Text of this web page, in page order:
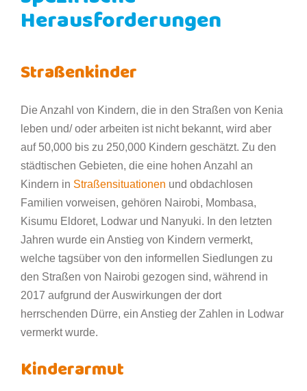
Herausforderungen
Straßenkinder
Die Anzahl von Kindern, die in den Straßen von Kenia
leben und/ oder arbeiten ist nicht bekannt, wird aber
auf 50,000 bis zu 250,000 Kindern geschätzt. Zu den
städtischen Gebieten, die eine hohen Anzahl an
Kindern in Straßensituationen und obdachlosen
Familien vorweisen, gehören Nairobi, Mombasa,
Kisumu Eldoret, Lodwar und Nanyuki. In den letzten
Jahren wurde ein Anstieg von Kindern vermerkt,
welche tagsüber von den informellen Siedlungen zu
den Straßen von Nairobi gezogen sind, während in
2017 aufgrund der Auswirkungen der dort
herrschenden Dürre, ein Anstieg der Zahlen in Lodwar
vermerkt wurde.
Kinderarmut